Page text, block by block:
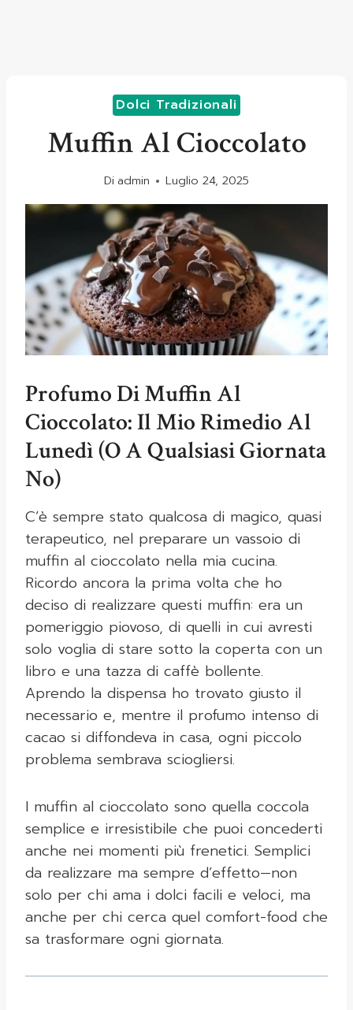
Dolci Tradizionali
Muffin Al Cioccolato
Di admin Luglio 24, 2025
Profumo Di Muffin Al
Cioccolato: Il Mio Rimedio Al
Lunedì (o A Qualsiasi Giornata
No)
C’è sempre stato qualcosa di magico, quasi
terapeutico, nel preparare un vassoio di
muffin al cioccolato nella mia cucina.
Ricordo ancora la prima volta che ho
deciso di realizzare questi muffin: era un
pomeriggio piovoso, di quelli in cui avresti
solo voglia di stare sotto la coperta con un
libro e una tazza di caffè bollente.
Aprendo la dispensa ho trovato giusto il
necessario e, mentre il profumo intenso di
cacao si diffondeva in casa, ogni piccolo
problema sembrava sciogliersi.
I muffin al cioccolato sono quella coccola
semplice e irresistibile che puoi concederti
anche nei momenti più frenetici. Semplici
da realizzare ma sempre d’effetto—non
solo per chi ama i dolci facili e veloci, ma
anche per chi cerca quel comfort-food che
sa trasformare ogni giornata.